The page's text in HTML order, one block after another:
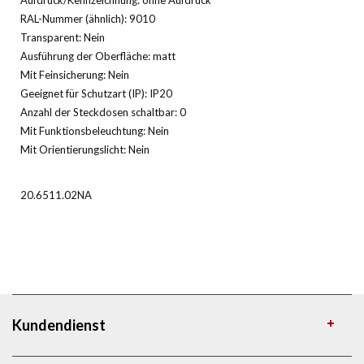
RAL-Nummer (ähnlich): 9010
Transparent: Nein
Ausführung der Oberfläche: matt
Mit Feinsicherung: Nein
Geeignet für Schutzart (IP): IP20
Anzahl der Steckdosen schaltbar: 0
Mit Funktionsbeleuchtung: Nein
Mit Orientierungslicht: Nein
20.6511.02NA
Kundendienst